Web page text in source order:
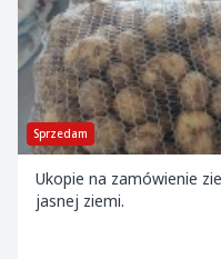
Sprzedam
Ukopie na zamówienie
jasnej ziemi.